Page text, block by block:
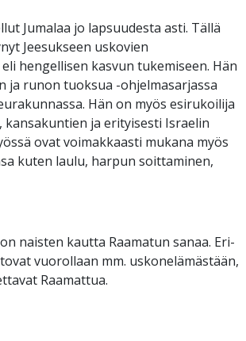
Jumalaa jo lapsuudesta asti. Tällä
Jeesukseen uskovien
hengellisen kasvun tukemiseen. Hän
ja runon tuoksua -ohjelmasarjassa
Hän on myös esirukoilija
kansakuntien ja erityisesti Israelin
ovat voimakkaasti mukana myös
kuten laulu, harpun soittaminen,
naisten kautta Raamatun sanaa. Eri-
vuorollaan mm. uskonelämästään,
Raamattua.